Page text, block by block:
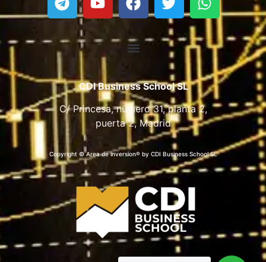
CDI Business School SL
C/ Princesa, número 31, planta 2,
puerta 2, Madrid
Copyright © Area de inversion® by CDI Business School SL